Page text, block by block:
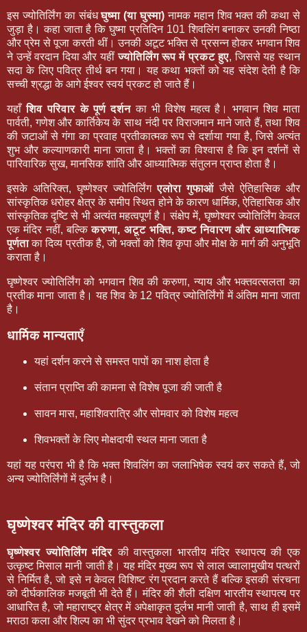
इस ज्योतिर्लिंग का संबंधघुष्मा (या घुस्मा) नामक महान शिव भक्त की कथा से
जुड़ा है। कहा जाता है कि घुष्मा प्रतिदिन 101 शिवलिंग बनाकर उनकी निष्ठा
और प्रेम से पूजा करती थीं। उनकी अटूट भक्ति से प्रसन्न होकर भगवान शिव
ने उन्हें वरदान दिया और यहींज्योतिर्लिंग रूप में प्रकट हुए, जिससे यह स्थान
सदा के लिए पवित्र तीर्थ बन गया। यह कथा भक्तों को यह संदेश देती है कि
सच्ची श्रद्धा के आगे ईश्वर स्वयं प्रकट हो जाते हैं।
यहाँशिव परिवार के पूर्ण दर्शन का भी विशेष महत्व है। भगवान शिव माता
पार्वती, गणेश और कार्तिकेय के साथ नंदी पर विराजमान माने जाते हैं, तथा शिव
की जटाओं से गंगा का प्रवाह प्रतीकात्मक रूप से दर्शाया गया है, जिसे अत्यंत
शुभ और कल्याणकारी माना जाता है। भक्तों का विश्वास है कि इन दर्शनों से
पारिवारिक सुख, मानसिक शांति और आध्यात्मिक संतुलन प्राप्त होता है।
इसके अतिरिक्त, घृष्णेश्वर ज्योतिर्लिंगएलोरा गुफाओं जैसे ऐतिहासिक और
सांस्कृतिक धरोहर क्षेत्र के समीप स्थित होने के कारण धार्मिक, ऐतिहासिक और
सांस्कृतिक दृष्टि से भी अत्यंत महत्वपूर्ण है। संक्षेप में, घृष्णेश्वर ज्योतिर्लिंग केवल
एक मंदिर नहीं, बल्किकरुणा, अटूट भक्ति, कष्ट निवारण और आध्यात्मिक
पूर्णताका दिव्य प्रतीक है, जो भक्तों को शिव कृपा और मोक्ष के मार्ग की अनुभूति
कराता है।
घृष्णेश्वर ज्योतिर्लिंग को भगवान शिव की करुणा, न्याय और भक्तवत्सलता का
प्रतीक माना जाता है। यह शिव के 12 पवित्र ज्योतिर्लिंगों में अंतिम माना जाता
है।
धार्मिक मान्यताएँ
यहां दर्शन करने से समस्त पापों का नाश होता है
संतान प्राप्ति की कामना से विशेष पूजा की जाती है
सावन मास, महाशिवरात्रि और सोमवार को विशेष महत्व
शिवभक्तों के लिए मोक्षदायी स्थल माना जाता है
यहां यह परंपरा भी है कि भक्त शिवलिंग का जलाभिषेक स्वयं कर सकते हैं, जो
अन्य ज्योतिर्लिंगों में दुर्लभ है।
घृष्णेश्वर मंदिर की वास्तुकला
घृष्णेश्वर ज्योतिर्लिंग मंदिर की वास्तुकला भारतीय मंदिर स्थापत्य की एक
उत्कृष्ट मिसाल मानी जाती है। यह मंदिर मुख्य रूप से लाल ज्वालामुखीय पत्थरों
से निर्मित है, जो इसे न केवल विशिष्ट रंग प्रदान करते हैं बल्कि इसकी संरचना
को दीर्घकालिक मजबूती भी देते हैं। मंदिर की शैली दक्षिण भारतीय स्थापत्य पर
आधारित है, जो महाराष्ट्र क्षेत्र में अपेक्षाकृत दुर्लभ मानी जाती है, साथ ही इसमें
मराठा कला और शिल्प का भी सुंदर प्रभाव देखने को मिलता है।